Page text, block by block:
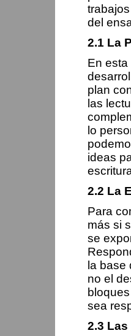
del
2.1 La
En
plan
las
lo
ideas
2.2 La
Para
más si
se
la base
no el
sea
2.3 Las